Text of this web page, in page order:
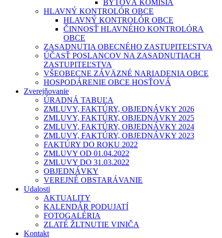
BYTOVÁ KOMISIA
HLAVNÝ KONTROLÓR OBCE
HLAVNÝ KONTROLÓR OBCE
ČINNOSŤ HLAVNÉHO KONTROLÓRA
OBCE
ZASADNUTIA OBECNÉHO ZASTUPITEĽSTVA
ÚČASŤ POSLANCOV NA ZASADNUTIACH
ZASTUPITEĽSTVA
VŠEOBECNE ZÁVÄZNÉ NARIADENIA OBCE
HOSPODÁRENIE OBCE HOSŤOVÁ
Zverejňovanie
ÚRADNÁ TABUĽA
ZMLUVY, FAKTÚRY, OBJEDNÁVKY 2026
ZMLUVY, FAKTÚRY, OBJEDNÁVKY 2025
ZMLUVY, FAKTÚRY, OBJEDNÁVKY 2024
ZMLUVY, FAKTÚRY, OBJEDNÁVKY 2023
FAKTÚRY DO ROKU 2022
ZMLUVY OD 01.04.2022
ZMLUVY DO 31.03.2022
OBJEDNÁVKY
VEREJNÉ OBSTARÁVANIE
Udalosti
AKTUALITY
KALENDÁR PODUJATÍ
FOTOGALÉRIA
ZLATÉ ŽLTNUTIE VINIČA
Kontakt